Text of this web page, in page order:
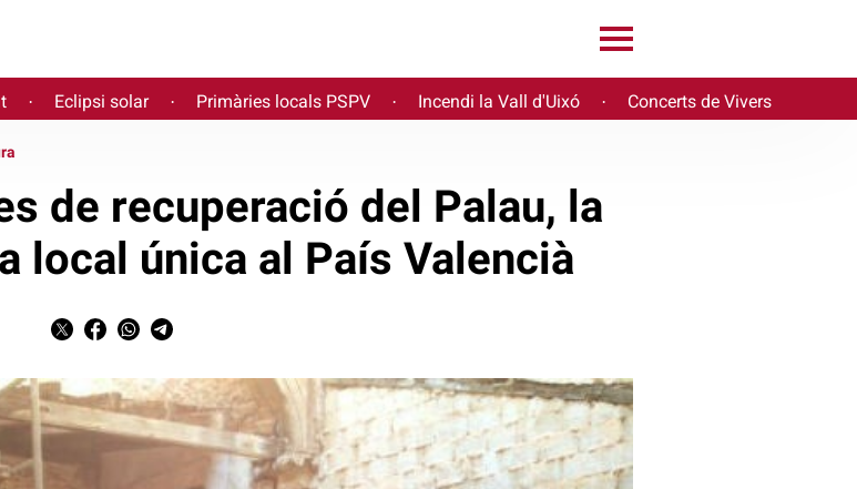
· Eclipsi solar · Primàries locals PSPV · Incendi la Vall d'Uixó · Concerts de Vivers
de recuperació del Palau, la
local única al País Valencià